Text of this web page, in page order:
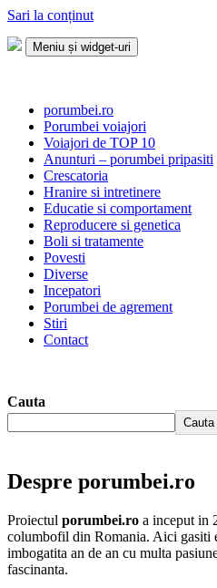
Sari la conținut
Meniu și widget-uri
porumbei.ro
Porumbei voiajori
Voiajori de TOP 10
Anunturi – porumbei pripasiti
Crescatoria
Hranire si intretinere
Educatie si comportament
Reproducere si genetica
Boli si tratamente
Povesti
Diverse
Incepatori
Porumbei de agrement
Stiri
Contact
Cauta
Cauta
Despre porumbei.ro
Proiectul porumbei.ro a inceput in
columbofil din Romania. Aici gasiti
imbogatita an de an cu multa
fascinanta.